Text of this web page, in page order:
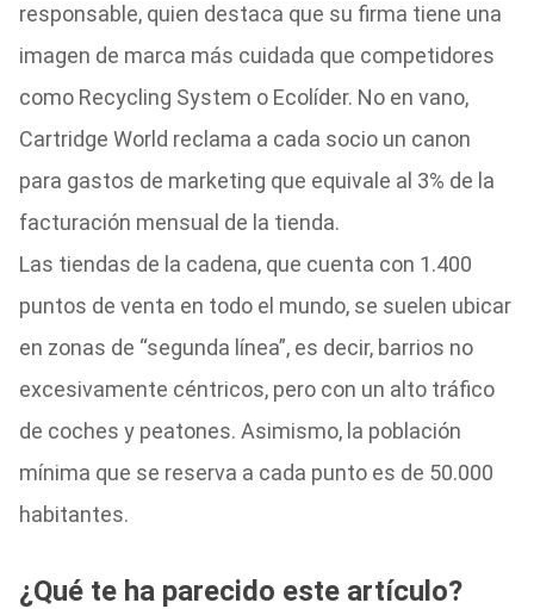
responsable, quien destaca que su firma tiene una
imagen de marca más cuidada que competidores
como Recycling System o Ecolíder. No en vano,
Cartridge World reclama a cada socio un canon
para gastos de marketing que equivale al 3% de la
facturación mensual de la tienda.
Las tiendas de la cadena, que cuenta con 1.400
puntos de venta en todo el mundo, se suelen ubicar
en zonas de “segunda línea”, es decir, barrios no
excesivamente céntricos, pero con un alto tráfico
de coches y peatones. Asimismo, la población
mínima que se reserva a cada punto es de 50.000
habitantes.
¿Qué te ha parecido este artículo?